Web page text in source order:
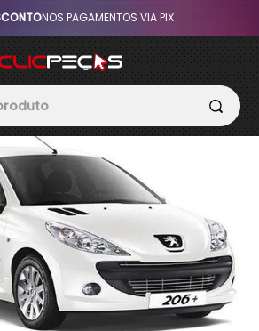
NOS PAGAMENTOS VIA PIX